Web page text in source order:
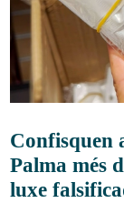
Confisquen
Palma més
luxe